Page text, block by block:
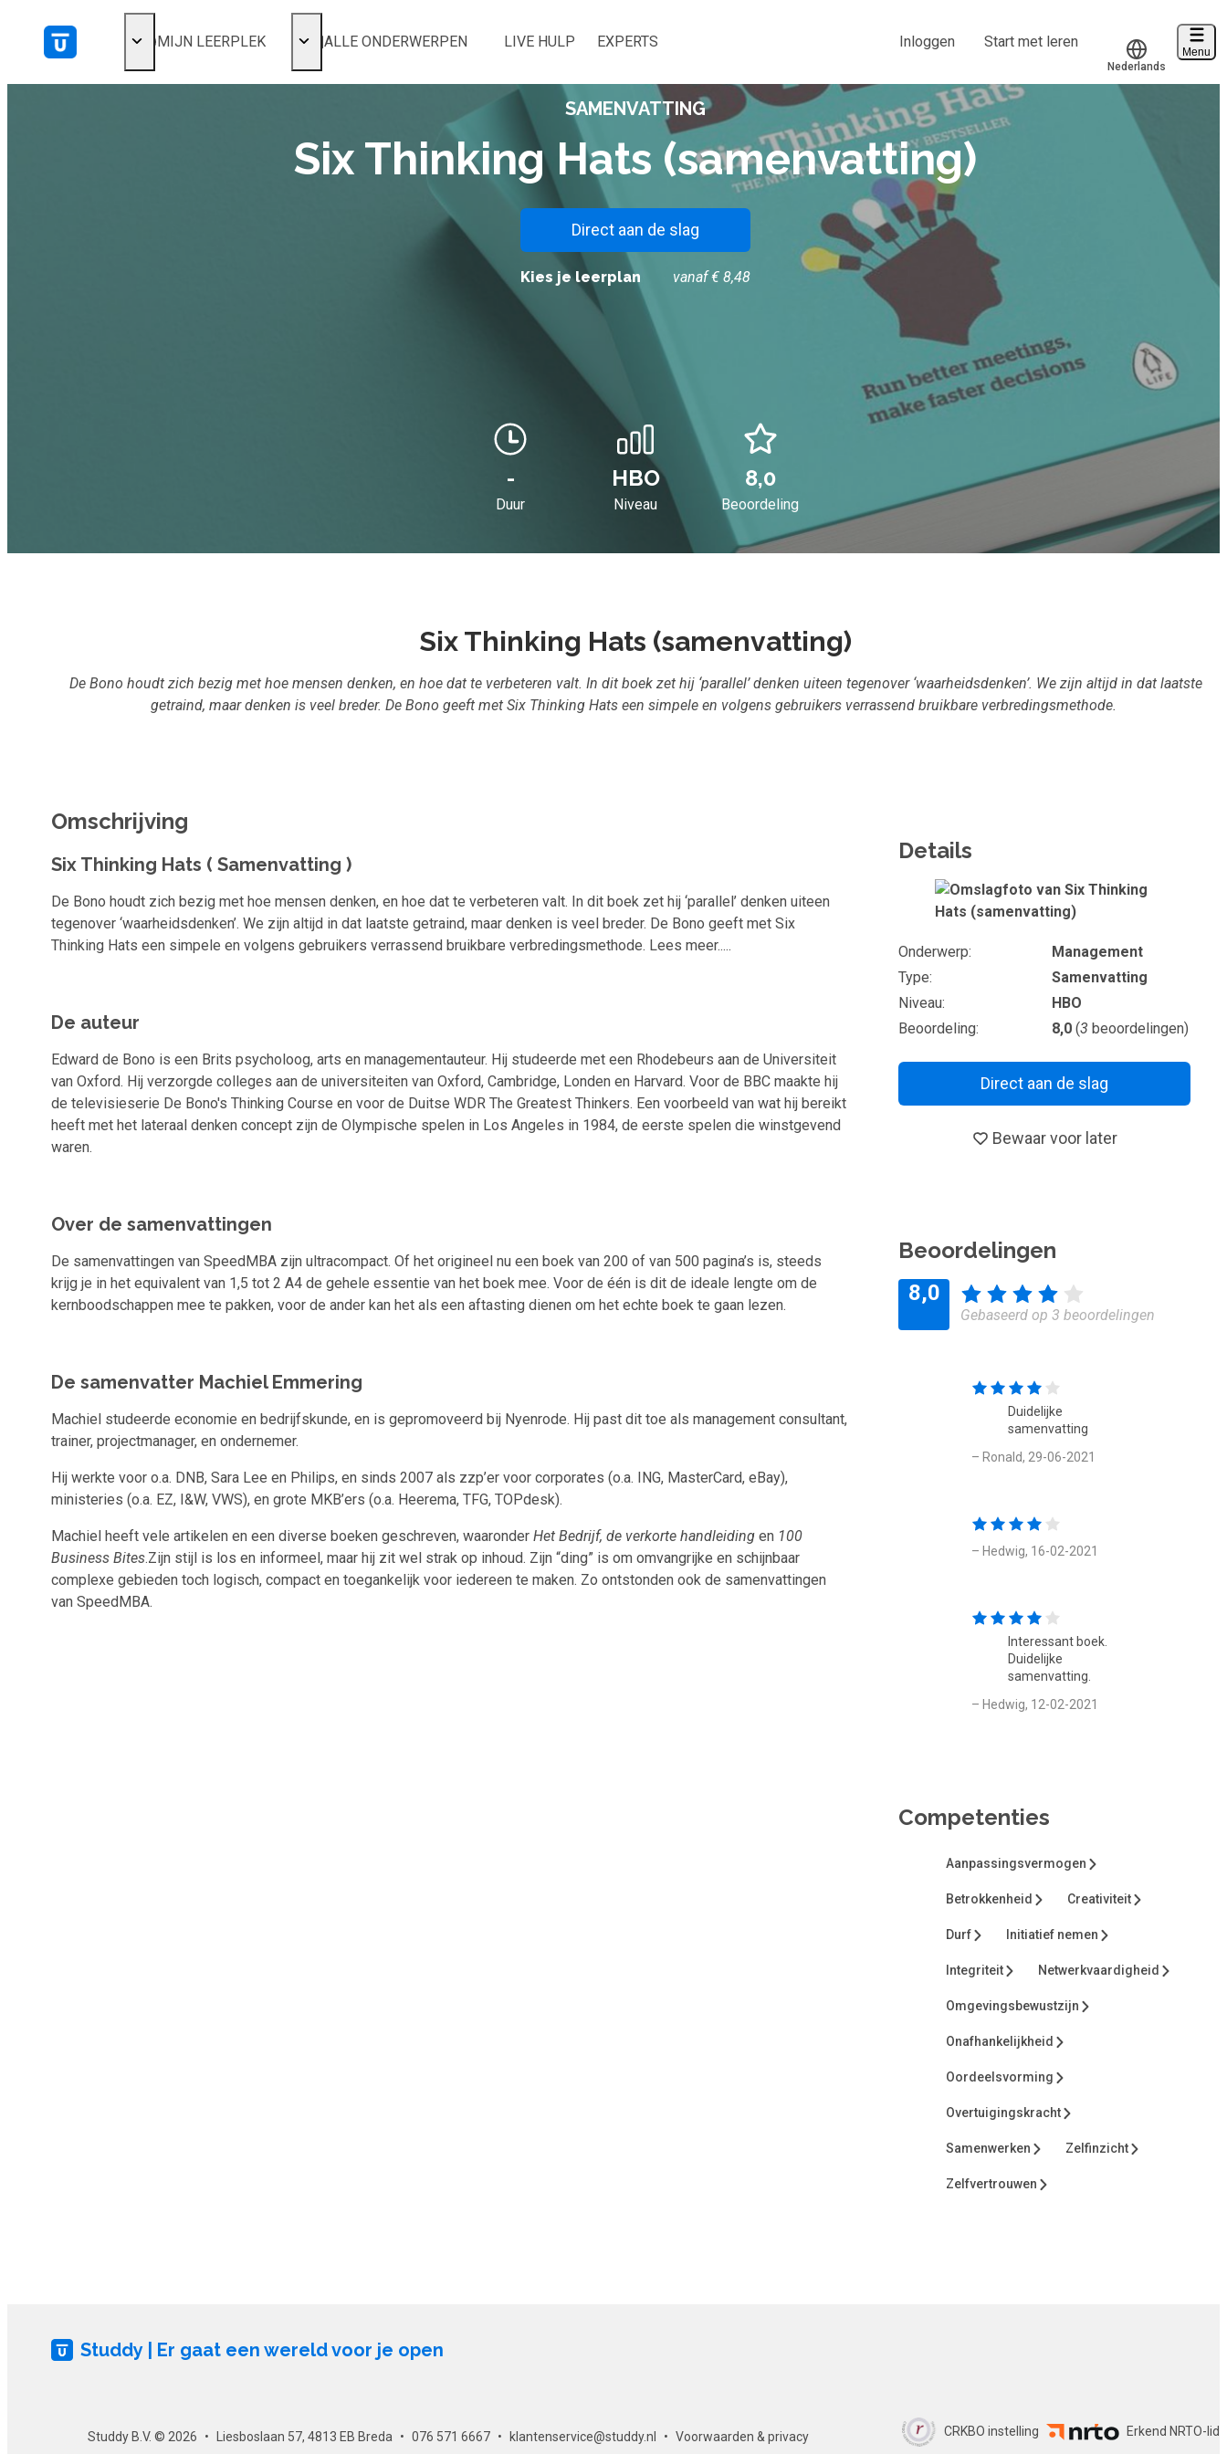
MIJN LEERPLEK
Voor mij
ALLE ONDERWERPEN
Alles bekijken
LIVE HULP EXPERTS
Voucher verzilveren
Account en hulp
Meer
Inloggen Start met leren
Nederlands
Menu
SAMENVATTING
Six Thinking Hats (samenvatting)
Direct aan de slag
Kies je leerplan vanaf € 8,48
- HBO 8,0
Duur Niveau Beoordeling
Six Thinking Hats (samenvatting)
De Bono houdt zich bezig met hoe mensen denken, en hoe dat te verbeteren valt. In dit boek zet hij ‘parallel’ denken uiteen tegenover ‘waarheidsdenken’. We zijn altijd in dat laatste
getraind, maar denken is veel breder. De Bono geeft met Six Thinking Hats een simpele en volgens gebruikers verrassend bruikbare verbredingsmethode.
Omschrijving
Six Thinking Hats ( Samenvatting )
De Bono houdt zich bezig met hoe mensen denken, en hoe dat te verbeteren valt. In dit boek zet hij ‘parallel’ denken uiteen
tegenover ‘waarheidsdenken’. We zijn altijd in dat laatste getraind, maar denken is veel breder. De Bono geeft met Six
Thinking Hats een simpele en volgens gebruikers verrassend bruikbare verbredingsmethode. Lees meer.....
De auteur
Edward de Bono is een Brits psycholoog, arts en managementauteur. Hij studeerde met een Rhodebeurs aan de Universiteit
van Oxford. Hij verzorgde colleges aan de universiteiten van Oxford, Cambridge, Londen en Harvard. Voor de BBC maakte hij
de televisieserie De Bono's Thinking Course en voor de Duitse WDR The Greatest Thinkers. Een voorbeeld van wat hij bereikt
heeft met het lateraal denken concept zijn de Olympische spelen in Los Angeles in 1984, de eerste spelen die winstgevend
waren.
Over de samenvattingen
De samenvattingen van SpeedMBA zijn ultracompact. Of het origineel nu een boek van 200 of van 500 pagina’s is, steeds
krijg je in het equivalent van 1,5 tot 2 A4 de gehele essentie van het boek mee. Voor de één is dit de ideale lengte om de
kernboodschappen mee te pakken, voor de ander kan het als een aftasting dienen om het echte boek te gaan lezen.
De samenvatter Machiel Emmering
Machiel studeerde economie en bedrijfskunde, en is gepromoveerd bij Nyenrode. Hij past dit toe als management consultant,
trainer, projectmanager, en ondernemer.
Hij werkte voor o.a. DNB, Sara Lee en Philips, en sinds 2007 als zzp’er voor corporates (o.a. ING, MasterCard, eBay),
ministeries (o.a. EZ, I&W, VWS), en grote MKB’ers (o.a. Heerema, TFG, TOPdesk).
Machiel heeft vele artikelen en een diverse boeken geschreven, waaronder Het Bedrijf, de verkorte handleiding en 100
Business Bites.Zijn stijl is los en informeel, maar hij zit wel strak op inhoud. Zijn “ding” is om omvangrijke en schijnbaar
complexe gebieden toch logisch, compact en toegankelijk voor iedereen te maken. Zo ontstonden ook de samenvattingen
van SpeedMBA.
Details
Omslagfoto
Onderwerp
Management
Type
Samenvatting
Niveau
HBO
Beoordeling
8,0 (3 beoordelingen)
Direct aan de slag
Bewaar voor later
Beoordelingen
8,0
Gebaseerd op 3 beoordelingen
Duidelijke
samenvatting
– Ronald, 29-06-2021
– Hedwig, 16-02-2021
Interessant boek.
Duidelijke
samenvatting.
– Hedwig, 12-02-2021
Competenties
Aanpassingsvermogen
Betrokkenheid Creativiteit
Durf Initiatief nemen
Integriteit Netwerkvaardigheid
Omgevingsbewustzijn
Onafhankelijkheid
Oordeelsvorming
Overtuigingskracht
Samenwerken Zelfinzicht
Zelfvertrouwen
Studdy | Er gaat een wereld voor je open
Studdy B.V. © 2026 Liesboslaan 57, 4813 EB Breda 076 571 6667 klantenservice@studdy.nl Voorwaarden & privacy CRKBO instelling Erkend NRTO-lid